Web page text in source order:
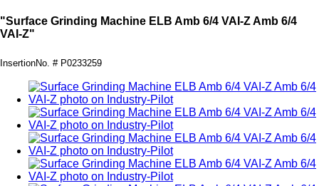
"Surface Grinding Machine ELB Amb 6/4 VAI-Z Amb 6/4
VAI-Z"
InsertionNo. # P0233259